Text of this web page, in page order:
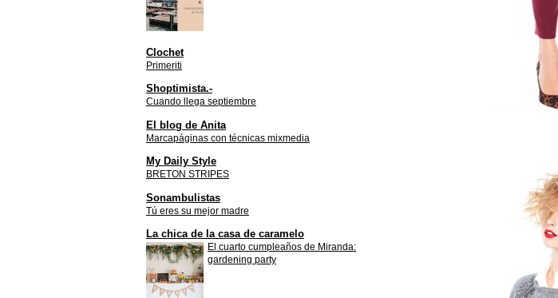
Clochet
Primeriti
Shoptimista.-
Cuando llega septiembre
El blog de Anita
Marcapáginas con técnicas mixmedia
My Daily Style
BRETON STRIPES
Sonambulistas
Tú eres su mejor madre
La chica de la casa de caramelo
El cuarto cumpleaños de Miranda:
gardening party